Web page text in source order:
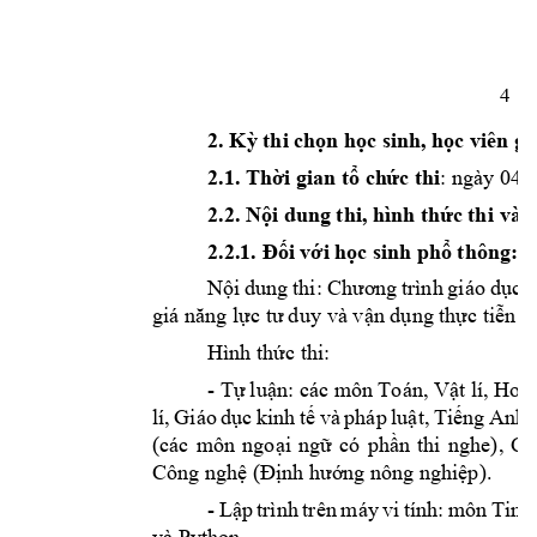
4
2. Kỳ thi chọn học sinh, học viên gi
2.1. Thời gian tổ chức thi: ngày 04
2.2. Nội dung thi, hình thức thi và
2.2.1. Đối với học sinh phổ thông:
Nội dung thi: Chương trình giáo dục
giá năng lực tư duy và vận dụng thực tiễn
Hình thức thi:
- Tựluận: các môn Toán, Vật lí, Hoá
lí, Giáo dục kinh tế và pháp luật, Tiếng Anh,
(các môn ngoại ngữ có phần thi nghe),
Công nghệ (Định hướng nông nghiệp).
- Lập trình trên máy vi tính: môn Tin